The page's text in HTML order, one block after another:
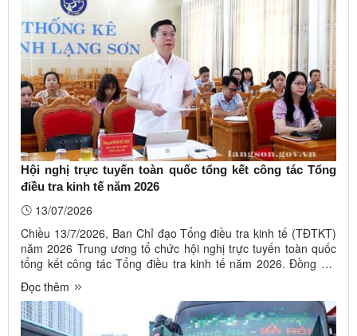
Hội nghị trực tuyến toàn quốc tổng kết công tác Tổng
điều tra kinh tế năm 2026
13/07/2026
Chiều 13/7/2026, Ban Chỉ đạo Tổng điều tra kinh tế (TĐTKT)
năm 2026 Trung ương tổ chức hội nghị trực tuyến toàn quốc
tổng kết công tác Tổng điều tra kinh tế năm 2026. Đồng chí
Ngô Văn Tuấn, Ủy viên Trung ương Đảng, Bộ trưởng Bộ Tài
chính, Trưởng Ban Chỉ đạo TĐTKT năm 2026 Trung ương chủ
trì hội ...
Đọc thêm